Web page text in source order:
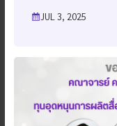
JUL 3, 2025